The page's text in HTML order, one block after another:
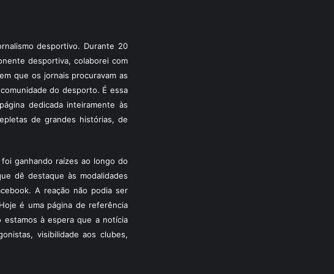
desportivo. Durante 20
desportiva, colaborei com
que os jornais procuravam as
do desporto. É essa
dedicada inteiramente às
de grandes histórias, de
ganhando raízes ao longo do
dê destaque às modalidades
A reação não podia ser
é uma página de referência
estamos à espera que a notícia
visibilidade aos clubes,